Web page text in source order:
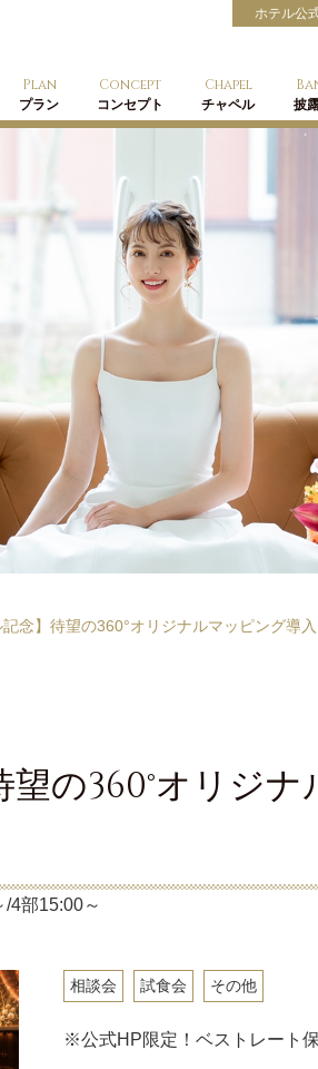
ホテル公
Plan
プラン
Concept
コンセプト
Chapel
チャペル 披
記念】待望の360°オリジナルマッピング導
望の360°オリジ
4部15:00～
相談会 試食会 その他
※公式HP限定！ベストレート